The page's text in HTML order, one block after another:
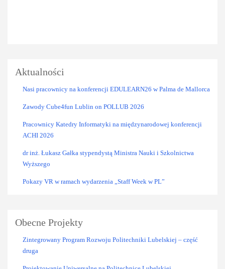
Aktualności
Nasi pracownicy na konferencji EDULEARN26 w Palma de Mallorca
Zawody Cube4fun Lublin on POLLUB 2026
Pracownicy Katedry Informatyki na międzynarodowej konferencji
ACHI 2026
dr inż. Łukasz Gałka stypendystą Ministra Nauki i Szkolnictwa
Wyższego
Pokazy VR w ramach wydarzenia „Staff Week w PL”
Obecne Projekty
Zintegrowany Program Rozwoju Politechniki Lubelskiej – część
druga